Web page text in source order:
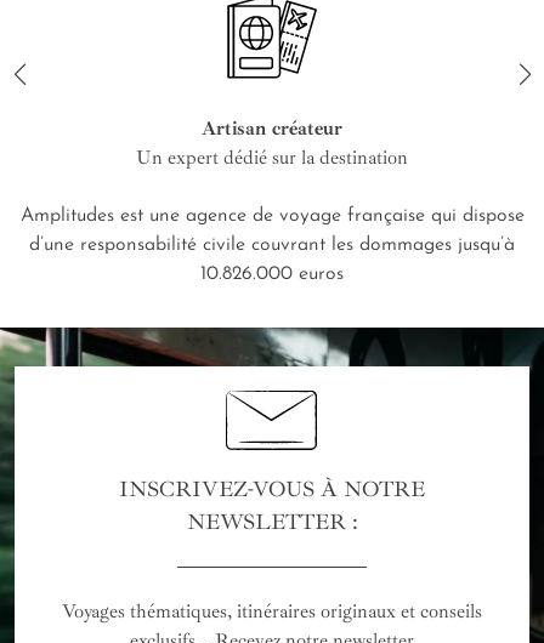
Artisan créateur
Un expert dédié sur la destination
Amplitudes est une agence de voyage française qui dispose
d’une responsabilité civile couvrant les dommages jusqu’à
10.826.000 euros
INSCRIVEZ-VOUS À NOTRE
NEWSLETTER :
Voyages thématiques, itinéraires originaux et conseils